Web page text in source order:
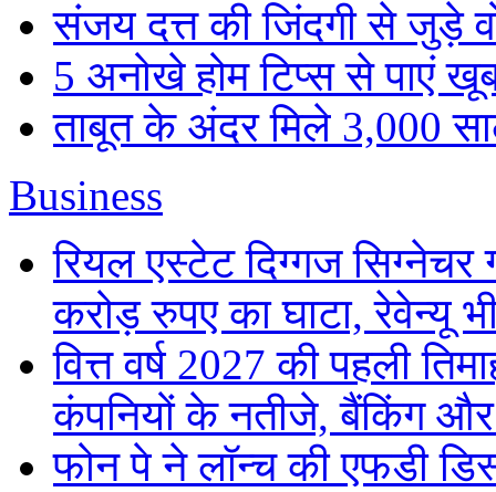
संजय दत्त की जिंदगी से जुड़े
5 अनोखे होम टिप्स से पाएं
ताबूत के अंदर मिले 3,000
Business
रियल एस्टेट दिग्गज सिग्नेचर
करोड़ रुपए का घाटा, रेवेन्यू
वित्त वर्ष 2027 की पहली
कंपनियों के नतीजे, बैंकिंग
फोन पे ने लॉन्च की एफडी